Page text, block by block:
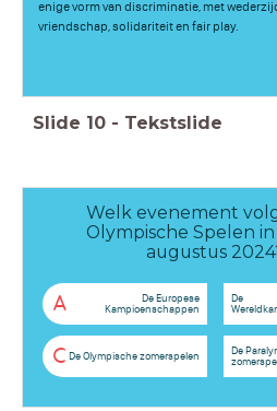
enige vorm van discriminatie, met
vriendschap, solidariteit en fair play.
Slide 10 - Tekstslide
Welk evenement
Olympische Spelen in
augustus
A
De Europese
Kampioenschappen
De
C De Olympische zomerspelen
De